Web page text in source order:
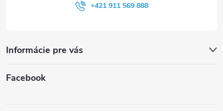
+421 911 569 888
Informácie pre vás
Facebook